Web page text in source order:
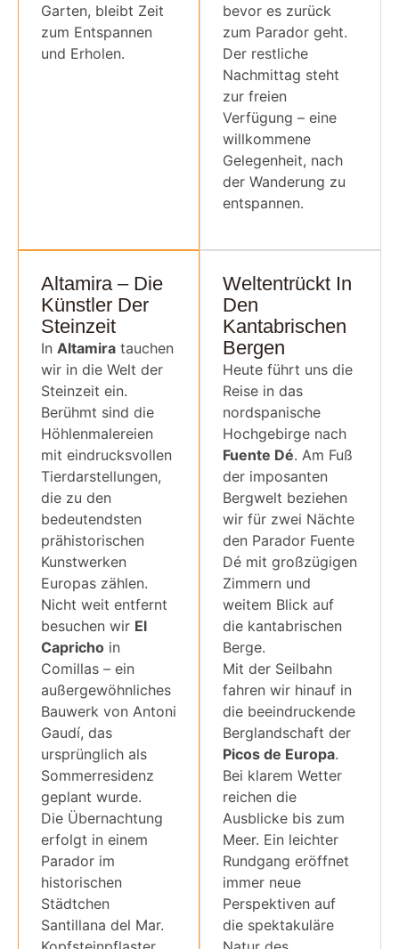
bevor es zurück
zum Parador geht.
Der restliche
Nachmittag steht
zur freien
Verfügung – eine
willkommene
Gelegenheit, nach
der Wanderung zu
entspannen.
Garten, bleibt Zeit
zum Entspannen
und Erholen.
Altamira – Die
Künstler Der
Steinzeit
In Altamira tauchen
wir in die Welt der
Steinzeit ein.
Berühmt sind die
Höhlenmalereien
mit eindrucksvollen
Tierdarstellungen,
die zu den
bedeutendsten
prähistorischen
Kunstwerken
Europas zählen.
Nicht weit entfernt
besuchen wir El
Capricho in
Comillas – ein
außergewöhnliches
Bauwerk von Antoni
Gaudí, das
ursprünglich als
Sommerresidenz
geplant wurde.
Die Übernachtung
erfolgt in einem
Parador im
historischen
Städtchen
Santillana del Mar.
Weltentrückt In
Den
Kantabrischen
Bergen
Heute führt uns die
Reise in das
nordspanische
Hochgebirge nach
Fuente Dé. Am Fuß
der imposanten
Bergwelt beziehen
wir für zwei Nächte
den Parador Fuente
Dé mit großzügigen
Zimmern und
weitem Blick auf
die kantabrischen
Berge.
Mit der Seilbahn
fahren wir hinauf in
die beeindruckende
Berglandschaft der
Picos de Europa.
Bei klarem Wetter
reichen die
Ausblicke bis zum
Meer. Ein leichter
Rundgang eröffnet
immer neue
Perspektiven auf
die spektakuläre